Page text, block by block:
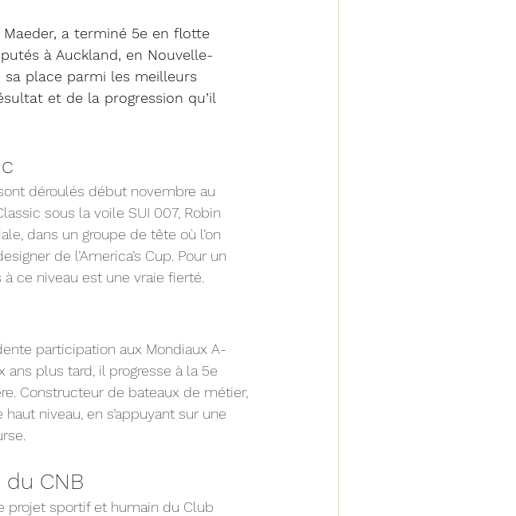
a terminé 5e en flotte
à Auckland, en Nouvelle-
place parmi les meilleurs
et de la progression qu’il
déroulés début novembre au
sous la voile SUI 007, Robin
dans un groupe de tête où l’on
de l’America’s Cup. Pour un
ce niveau est une vraie fierté.
participation aux Mondiaux A-
ans plus tard, il progresse à la 5e
Constructeur de bateaux de métier,
niveau, en s’appuyant sur une
CNB
projet sportif et humain du Club